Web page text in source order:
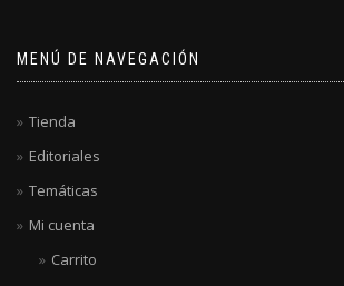
MENÚ DE NAVEGACIÓN
Tienda
Editoriales
Temáticas
Mi cuenta
Carrito